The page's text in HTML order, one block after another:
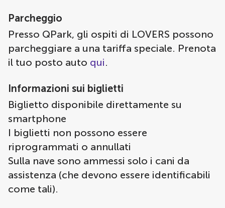
Parcheggio
Presso QPark, gli ospiti di LOVERS possono
parcheggiare a una tariffa speciale. Prenota
il tuo posto auto qui.
Informazioni sui biglietti
Biglietto disponibile direttamente su
smartphone
I biglietti non possono essere
riprogrammati o annullati
Sulla nave sono ammessi solo i cani da
assistenza (che devono essere identificabili
come tali).